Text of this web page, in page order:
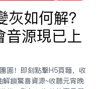
如何解？
源現已上
圓！即刻點擊H5頁面，收
鎖驚喜資源~收聽元宵晚